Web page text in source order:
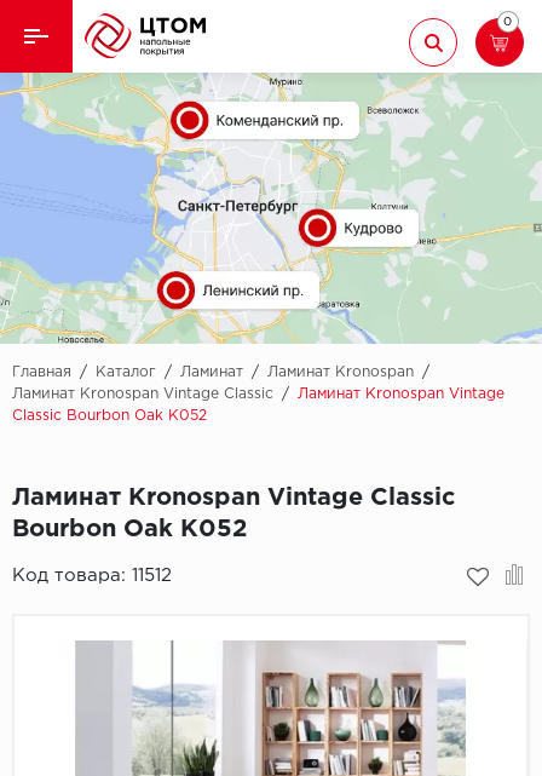
Назад
Кварцвиниловая плитка
Назад
Aberhof
Adelar
Alfa
AllureFloor
Alpine floor
Bonkeel
Classen
CorkArt Vinyl
Ламинат
Ковролин
Линолеум
Паркет
Паркетная доска
Подложка
Пробковое покрытие
0
Главная / Каталог / Ламинат / Ламинат Kronospan
/
Ламинат Kronospan Vintage Classic
/
Ламинат Kronospan Vintage
Classic Bourbon Oak K052
Ламинат Kronospan Vintage Classic
Bourbon Oak K052
Код товара: 11512